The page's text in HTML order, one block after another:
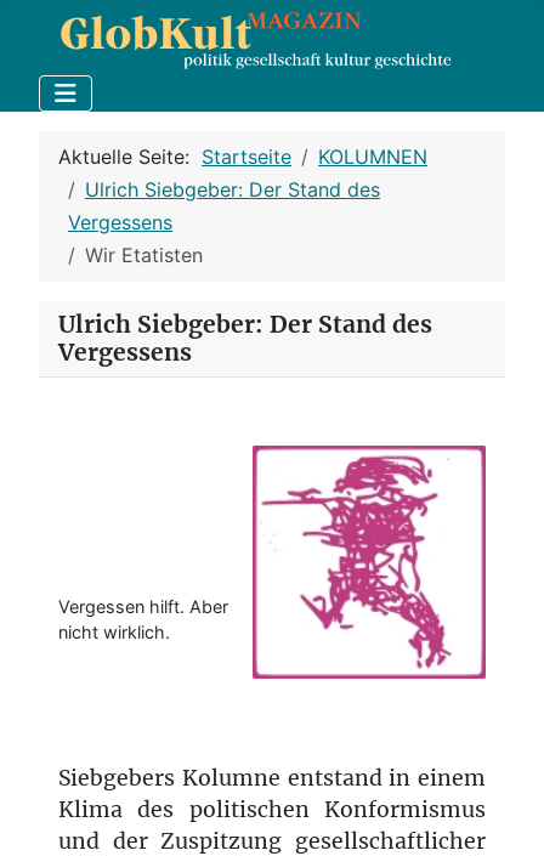
Aktuelle Seite: Startseite
KOLUMNEN
Ulrich Siebgeber: Der Stand des
Vergessens
Wir Etatisten
Ulrich Siebgeber: Der Stand des
Vergessens
Vergessen hilft. Aber
nicht wirklich.
Siebgebers Kolumne entstand in einem
Klima des politischen Konformismus
und der Zuspitzung gesellschaftlicher